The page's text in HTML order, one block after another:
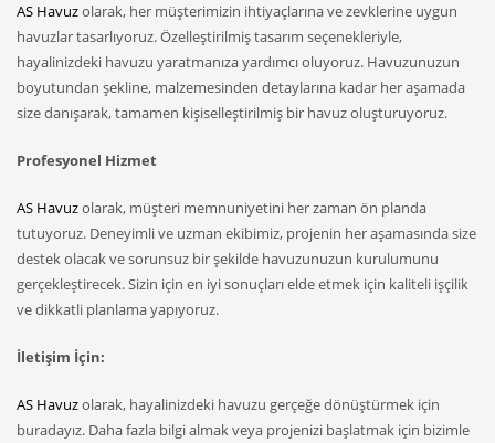
AS Havuzolarak, her müşterimizin ihtiyaçlarına ve zevklerine uygun
havuzlar tasarlıyoruz. Özelleştirilmiş tasarım seçenekleriyle,
hayalinizdeki havuzu yaratmanıza yardımcı oluyoruz. Havuzunuzun
boyutundan şekline, malzemesinden detaylarına kadar her aşamada
size danışarak, tamamen kişiselleştirilmiş bir havuz oluşturuyoruz.
Profesyonel Hizmet
AS Havuzolarak, müşteri memnuniyetini her zaman ön planda
tutuyoruz. Deneyimli ve uzman ekibimiz, projenin her aşamasında size
destek olacak ve sorunsuz bir şekilde havuzunuzun kurulumunu
gerçekleştirecek. Sizin için en iyi sonuçları elde etmek için kaliteli işçilik
ve dikkatli planlama yapıyoruz.
İletişim İçin:
AS Havuzolarak, hayalinizdeki havuzu gerçeğe dönüştürmek için
buradayız. Daha fazla bilgi almak veya projenizi başlatmak için bizimle